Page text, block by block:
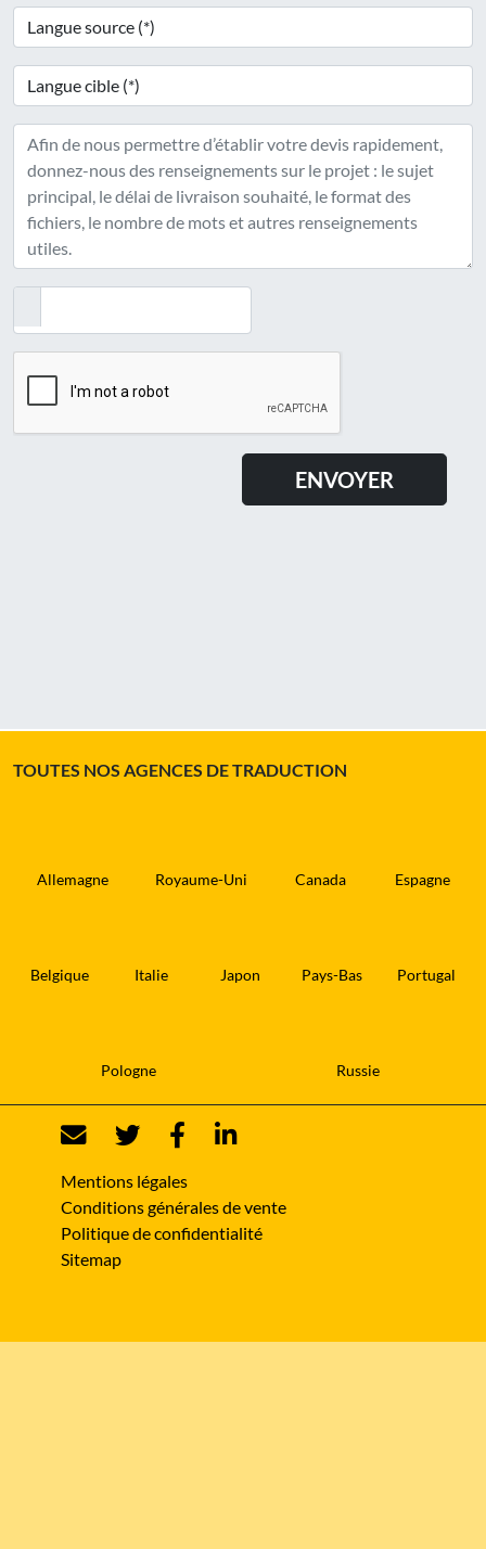
TOUTES NOS AGENCES DE TRADUCTION
Allemagne Royaume-Uni Canada Espagne
Belgique Italie Japon Pays-Bas Portugal
Pologne Russie
Mentions légales
Conditions générales de vente
Politique de confidentialité
Sitemap